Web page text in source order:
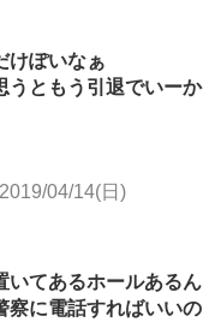
けぽいなぁ
うともう引退でいーか
2019/04/14(日)
いてあるホールあるん
察に電話すればいいの